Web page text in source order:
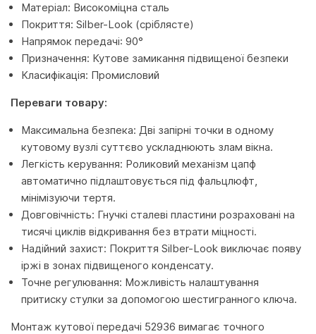
Матеріал: Високоміцна сталь
Покриття: Silber-Look (сріблясте)
Напрямок передачі: 90°
Призначення: Кутове замикання підвищеної безпеки
Класифікація: Промисловий
Переваги товару:
Максимальна безпека: Дві запірні точки в одному
кутовому вузлі суттєво ускладнюють злам вікна.
Легкість керування: Роликовий механізм цапф
автоматично підлаштовується під фальцлюфт,
мінімізуючи тертя.
Довговічність: Гнучкі сталеві пластини розраховані на
тисячі циклів відкривання без втрати міцності.
Надійний захист: Покриття Silber-Look виключає появу
іржі в зонах підвищеного конденсату.
Точне регулювання: Можливість налаштування
притиску стулки за допомогою шестигранного ключа.
Монтаж кутової передачі 52936 вимагає точного